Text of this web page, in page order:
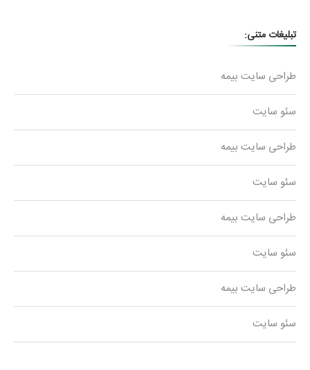
تبلیغات متنی:
طراحی سایت بیمه
سئو سایت
طراحی سایت بیمه
سئو سایت
طراحی سایت بیمه
سئو سایت
طراحی سایت بیمه
سئو سایت